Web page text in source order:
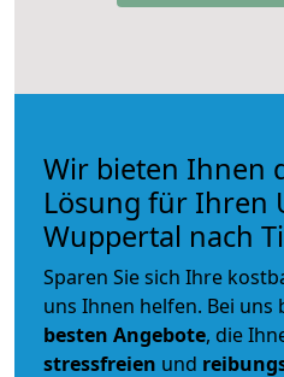
Wir bieten Ihnen
Lösung für Ihren
Wuppertal nach
Sparen Sie sich Ihre
uns Ihnen helfen. Bei uns
besten Angebote, die
stressfreien und